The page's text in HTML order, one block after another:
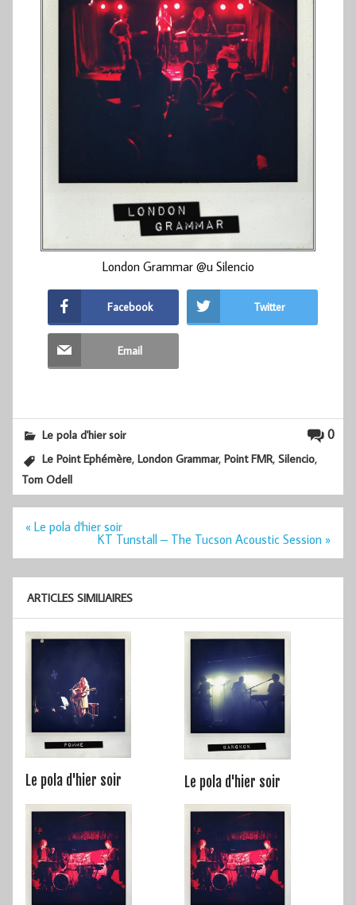
London Grammar @u Silencio
Facebook Twitter
Email
0
Le pola d'hier soir
Le Point Ephémère,London Grammar,Point FMR,Silencio,
Tom Odell
Navigation
« Le pola d'hier soir
KT Tunstall – The Tucson Acoustic Session »
ARTICLES SIMILIAIRES
Le pola d'hier soir Le pola d'hier soir